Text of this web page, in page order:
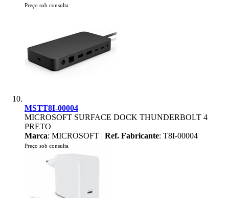
Preço sob consulta
MSTT8I-00004
MICROSOFT SURFACE DOCK THUNDERBOLT 4
PRETO
Marca: MICROSOFT | Ref. Fabricante: T8I-00004
Preço sob consulta